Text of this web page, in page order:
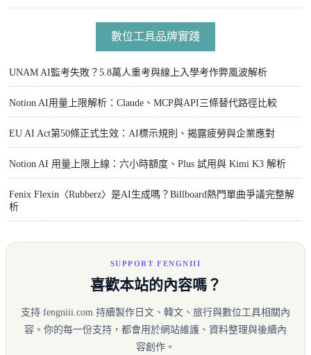
數位工具品牌實踐
UNAM AI監考失敗？5.8萬人重考與線上入學考作弊風波解析
Notion AI用量上限解析：Claude、MCP與API三條替代路徑比較
EU AI Act第50條正式生效：AI標示規則、揭露疲勞與企業應對
Notion AI 用量上限上線：六小時額度、Plus 試用與 Kimi K3 解析
Fenix Flexin〈Rubberz〉是AI生成嗎？Billboard熱門單曲爭議完整解
析
SUPPORT FENGNIII
喜歡本站的內容嗎？
支持 fengniii.com 持續製作日文、韓文、旅行與數位工具相關內
容。你的每一份支持，都會用於網站維護、資料整理與後續內
容創作。